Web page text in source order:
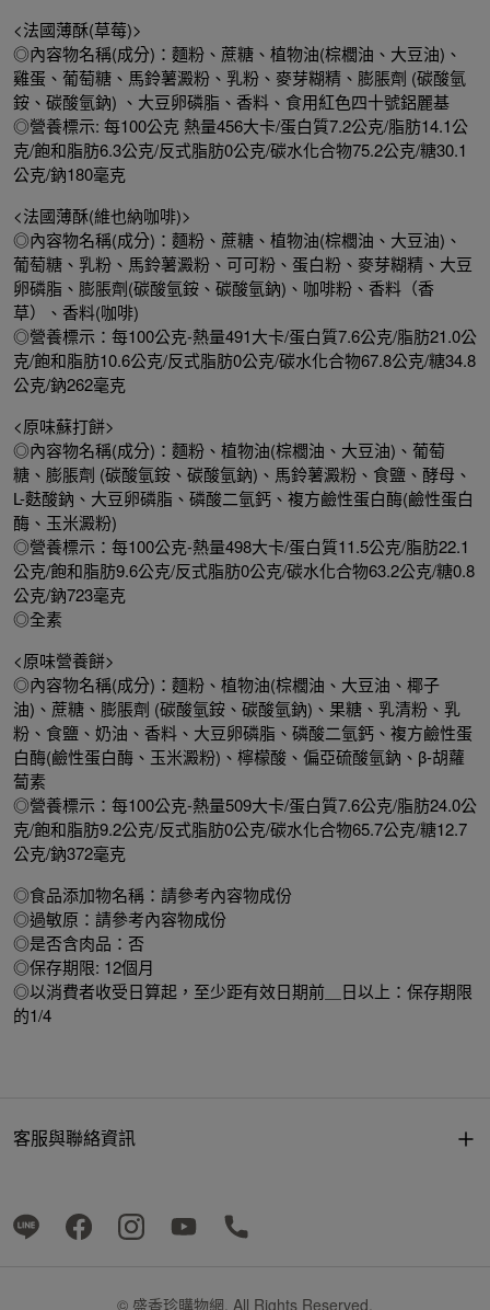
<法國薄酥(草莓)>
◎內容物名稱(成分)：麵粉、蔗糖、植物油(棕櫚油、大豆油)、
雞蛋、葡萄糖、馬鈴薯澱粉、乳粉、麥芽糊精、膨脹劑 (碳酸氫
銨、碳酸氫鈉) 、大豆卵磷脂、香料、食用紅色四十號鋁麗基
◎營養標示: 每100公克 熱量456大卡/蛋白質7.2公克/脂肪14.1公
克/飽和脂肪6.3公克/反式脂肪0公克/碳水化合物75.2公克/糖30.1
公克/鈉180毫克
<法國薄酥(維也納咖啡)>
◎內容物名稱(成分)：麵粉、蔗糖、植物油(棕櫚油、大豆油)、
葡萄糖、乳粉、馬鈴薯澱粉、可可粉、蛋白粉、麥芽糊精、大豆
卵磷脂、膨脹劑(碳酸氫銨、碳酸氫鈉)、咖啡粉、香料（香
草）、香料(咖啡)
◎營養標示：每100公克-熱量491大卡/蛋白質7.6公克/脂肪21.0公
克/飽和脂肪10.6公克/反式脂肪0公克/碳水化合物67.8公克/糖34.8
公克/鈉262毫克
<原味蘇打餅>
◎內容物名稱(成分)：麵粉、植物油(棕櫚油、大豆油)、葡萄
糖、膨脹劑 (碳酸氫銨、碳酸氫鈉)、馬鈴薯澱粉、食鹽、酵母、
L-麩酸鈉、大豆卵磷脂、磷酸二氫鈣、複方鹼性蛋白酶(鹼性蛋白
酶、玉米澱粉)
◎營養標示：每100公克-熱量498大卡/蛋白質11.5公克/脂肪22.1
公克/飽和脂肪9.6公克/反式脂肪0公克/碳水化合物63.2公克/糖0.8
公克/鈉723毫克
◎全素
<原味營養餅>
◎內容物名稱(成分)：麵粉、植物油(棕櫚油、大豆油、椰子
油)、蔗糖、膨脹劑 (碳酸氫銨、碳酸氫鈉)、果糖、乳清粉、乳
粉、食鹽、奶油、香料、大豆卵磷脂、磷酸二氫鈣、複方鹼性蛋
白酶(鹼性蛋白酶、玉米澱粉)、檸檬酸、偏亞硫酸氫鈉、β-胡蘿
蔔素
◎營養標示：每100公克-熱量509大卡/蛋白質7.6公克/脂肪24.0公
克/飽和脂肪9.2公克/反式脂肪0公克/碳水化合物65.7公克/糖12.7
公克/鈉372毫克
◎食品添加物名稱：請參考內容物成份
◎過敏原：請參考內容物成份
◎是否含肉品：否
◎保存期限: 12個月
◎以消費者收受日算起，至少距有效日期前＿日以上：保存期限
的1/4
客服與聯絡資訊
© 盛香珍購物網, All Rights Reserved.